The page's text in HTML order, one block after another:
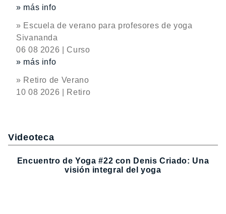
» más info
» Escuela de verano para profesores de yoga
Sivananda
06 08 2026 | Curso
» más info
» Retiro de Verano
10 08 2026 | Retiro
Videoteca
Encuentro de Yoga #22 con Denis Criado: Una
visión integral del yoga